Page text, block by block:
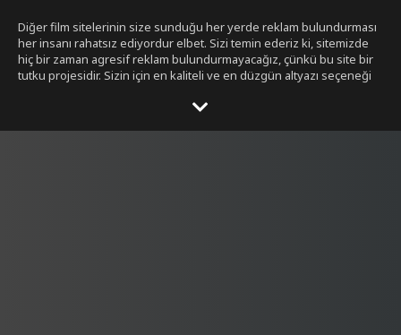
Diğer film sitelerinin size sunduğu her yerde reklam bulundurması
her insanı rahatsız ediyordur elbet. Sizi temin ederiz ki, sitemizde
hiç bir zaman agresif reklam bulundurmayacağız, çünkü bu site bir
tutku projesidir. Sizin için en kaliteli ve en düzgün altyazı seçeneği